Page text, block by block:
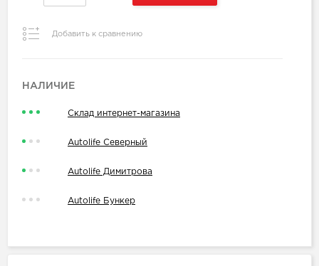
Добавить к сравнению
НАЛИЧИЕ
Склад интернет-магазина
Autolife Северный
Autolife Димитрова
Autolife Бункер